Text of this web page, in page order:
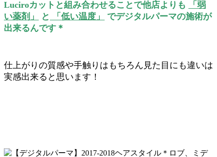
Luciroカットと組み合わせることで他店よりも
「弱
い薬剤」
と 「低い温度」
でデジタルパーマの施術が
出来るんです＊
仕上がりの質感や手触りはもちろん見た目にも違いは
実感出来ると思います！